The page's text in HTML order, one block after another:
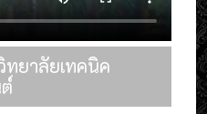
ยาลัยเทคนิค